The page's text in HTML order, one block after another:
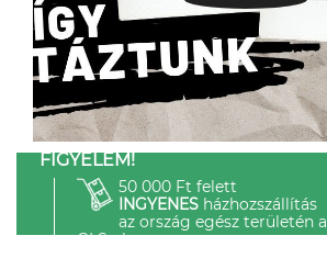
FIGYELEM!
50 000 Ft felett
INGYENESházhozszállítás
az ország egész területén a
GLS-el.